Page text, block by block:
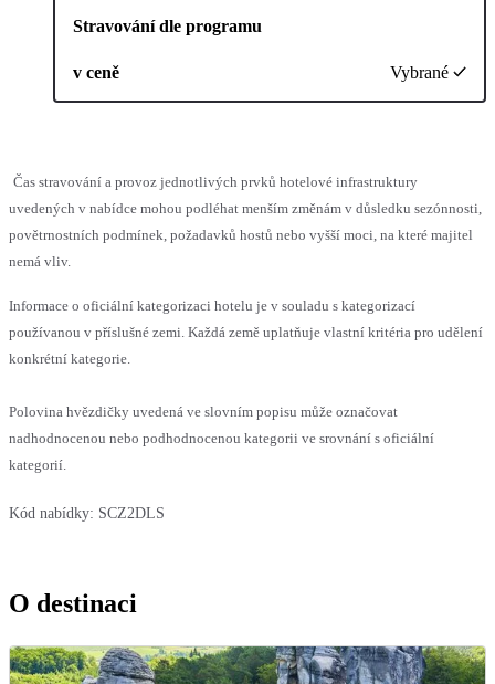
Stravování dle programu
v ceně Vybrané
Čas stravování a provoz jednotlivých prvků hotelové infrastruktury
uvedených v nabídce mohou podléhat menším změnám v důsledku sezónnosti,
povětrnostních podmínek, požadavků hostů nebo vyšší moci, na které majitel
nemá vliv.
Informace o oficiální kategorizaci hotelu je v souladu s kategorizací
používanou v příslušné zemi. Každá země uplatňuje vlastní kritéria pro udělení
konkrétní kategorie.
Polovina hvězdičky uvedená ve slovním popisu může označovat
nadhodnocenou nebo podhodnocenou kategorii ve srovnání s oficiální
kategorií.
Kód nabídky: SCZ2DLS
O destinaci